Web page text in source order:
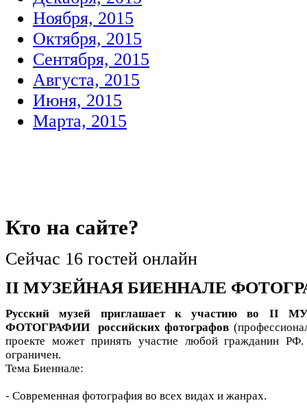
Ноября, 2015
Октября, 2015
Сентября, 2015
Августа, 2015
Июня, 2015
Марта, 2015
Кто на сайте?
Сейчас 16 гостей онлайн
II МУЗЕЙНАЯ БИЕННАЛЕ
Русский музей приглашает к участию во II
ФОТОГРАФИИ российских фотографов
проекте может принять участие любой гражданин РФ.
ограничен.
Тема Биеннале:
- Современная фотография во всех видах и жанрах.